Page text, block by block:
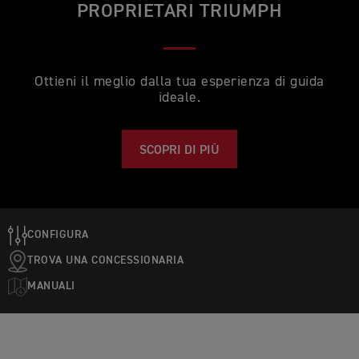
PROPRIETARI TRIUMPH
Ottieni il meglio dalla tua esperienza di guida
ideale.
SCOPRI DI PIÙ
CONFIGURA
TROVA UNA CONCESSIONARIA
MANUALI